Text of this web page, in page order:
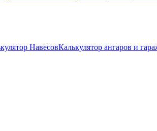
НавесовКалькулятор ангаров и